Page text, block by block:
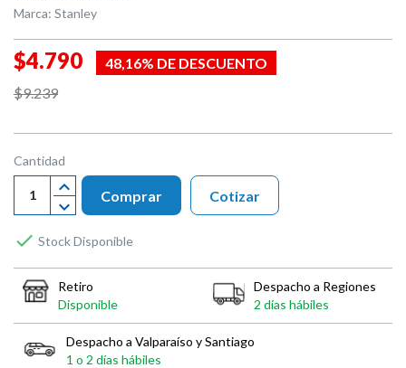
Marca: Stanley
$4.790
48,16% DE DESCUENTO
$9.239
Cantidad
Comprar
 Stock Disponible
Cotizar
Retiro
Disponible
Despacho a Regiones
2 días hábiles
Despacho a Valparaíso y Santiago
1 o 2 días hábiles